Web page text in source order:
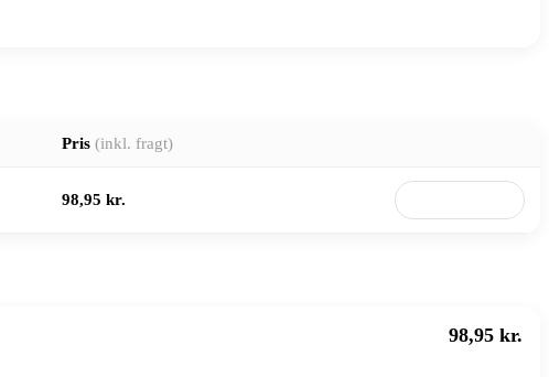
Pris (inkl. fragt)
98,95 kr.
98,95 kr.